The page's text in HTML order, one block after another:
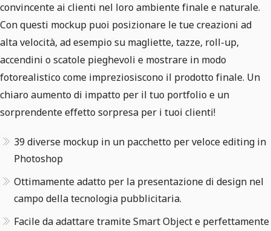
convincente ai clienti nel loro ambiente finale e naturale.
Con questi mockup puoi posizionare le tue creazioni ad
alta velocità, ad esempio su magliette, tazze, roll-up,
accendini o scatole pieghevoli e mostrare in modo
fotorealistico come impreziosiscono il prodotto finale. Un
chiaro aumento di impatto per il tuo portfolio e un
sorprendente effetto sorpresa per i tuoi clienti!
39 diverse mockup in un pacchetto per veloce editing in
Photoshop
Ottimamente adatto per la presentazione di design nel
campo della tecnologia pubblicitaria.
Facile da adattare tramite Smart Object e perfettamente